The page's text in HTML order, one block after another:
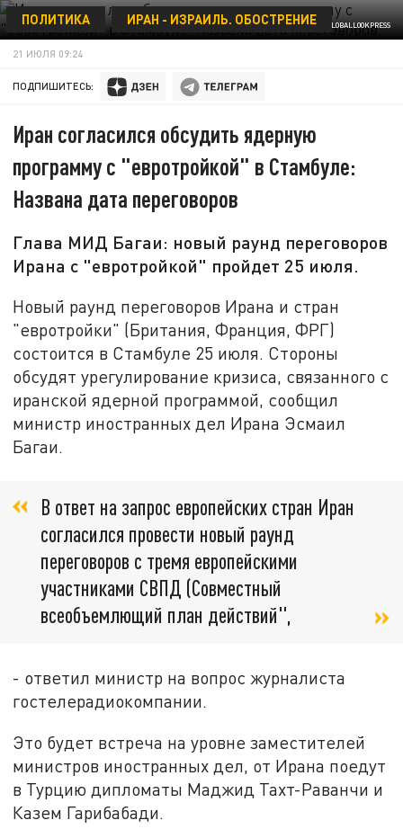
BELKIN ALEXEY/GLOBALLOOKPRESS
ПОЛИТИКА ИРАН - ИЗРАИЛЬ. ОБОСТРЕНИЕ
21 ИЮЛЯ 09:24
ПОДПИШИТЕСЬ:
Иран согласился обсудить ядерную
программу с "евротройкой" в Стамбуле:
Названа дата переговоров
Глава МИД Багаи: новый раунд переговоров
Ирана с "евротройкой" пройдет 25 июля.
Новый раунд переговоров Ирана и стран
"евротройки" (Британия, Франция, ФРГ)
состоится в Стамбуле 25 июля. Стороны
обсудят урегулирование кризиса, связанного с
иранской ядерной программой, сообщил
министр иностранных дел Ирана Эсмаил
Багаи.
В ответ на запрос европейских стран Иран
согласился провести новый раунд
переговоров с тремя европейскими
участниками СВПД (Совместный
всеобъемлющий план действий",
- ответил министр на вопрос журналиста
гостелерадиокомпании.
Это будет встреча на уровне заместителей
министров иностранных дел, от Ирана поедут
в Турцию дипломаты Маджид Тахт-Раванчи и
Казем Гарибабади.